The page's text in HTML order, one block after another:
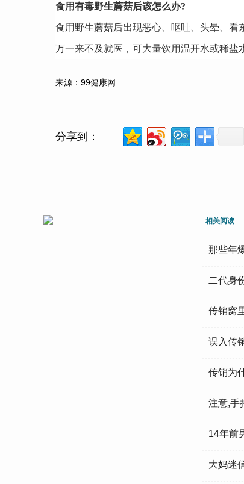
食用有毒野生蘑菇后该怎么办?
食用野生蘑菇后出现恶心、呕吐、头晕、看
万一来不及就医，可大量饮用温开水或稀盐
来源：99健康网
分享到：
相关阅读
那些年
二代身
传销窝
误入传
传销为
注意,手
14年前
大妈迷